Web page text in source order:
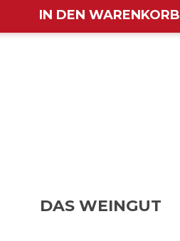
IN DEN WARENKORB
DAS WEINGUT